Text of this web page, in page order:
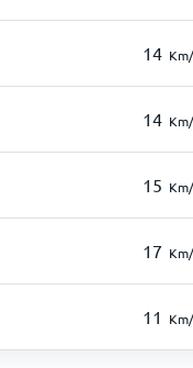
14
14
15
17
11